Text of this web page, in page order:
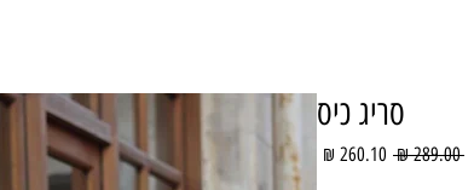
סריג כיס
‏289.00 ‏₪
מחיר
מחיר
מבצע